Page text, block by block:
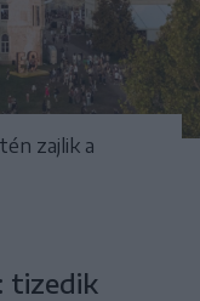
zajlik a
tizedik